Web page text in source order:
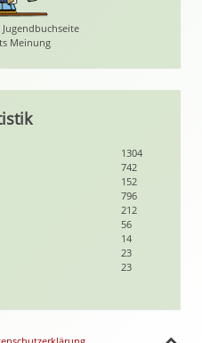
Meinung
1304
742
152
796
212
56
14
23
23